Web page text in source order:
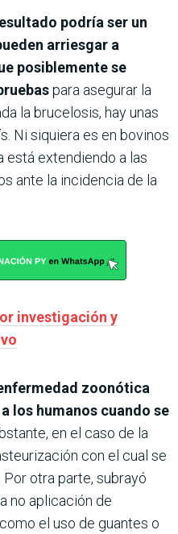
podría ser un
arriesgar a
posiblemente se
para asegurar la
la brucelosis, hay unas
Ni siquiera es en bovinos
está extendiendo a las
ante la incidencia de la
investigación y
zoonótica
los humanos cuando se
en el caso de la
con el cual se
otra parte, subrayó
no aplicación de
el uso de guantes o